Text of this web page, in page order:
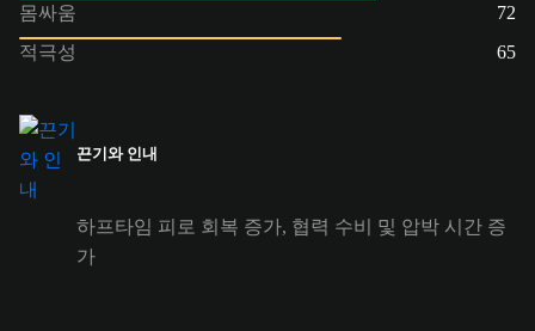
몸싸움
72
적극성
65
끈기와 인내
하프타임 피로 회복 증가, 협력 수비 및 압박 시간 증
가